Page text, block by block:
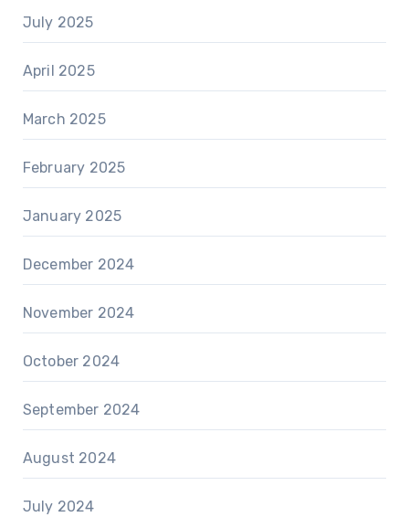
July 2025
April 2025
March 2025
February 2025
January 2025
December 2024
November 2024
October 2024
September 2024
August 2024
July 2024